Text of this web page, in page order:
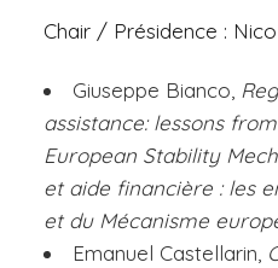
Chair / Présidence :
Giuseppe Bianco,
assistance: lessons
European Stability
et aide financière : les
et du Mécanisme
Emanuel Castellarin,